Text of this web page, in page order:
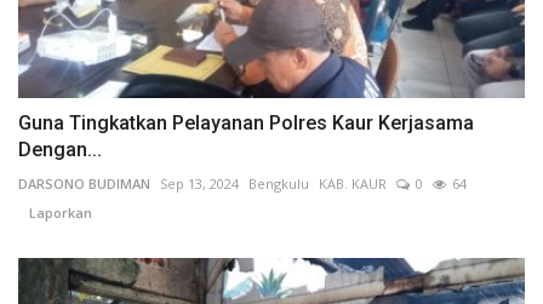
Guna Tingkatkan Pelayanan Polres Kaur Kerjasama
Dengan...
DARSONO BUDIMAN Sep 13, 2024 Bengkulu KAB. KAUR 0
64
Laporkan